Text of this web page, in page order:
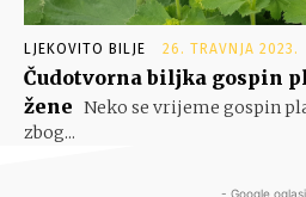
LJEKOVITO BILJE 26. TRAVNJA 2023.
Čudotvorna biljka gospin
žene Neko se vrijeme gospin
zbog...
- Google